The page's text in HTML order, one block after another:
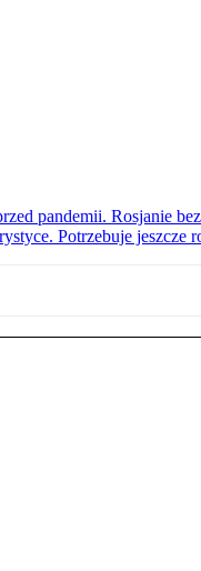
pandemii. Rosjanie
Potrzebuje jeszcze